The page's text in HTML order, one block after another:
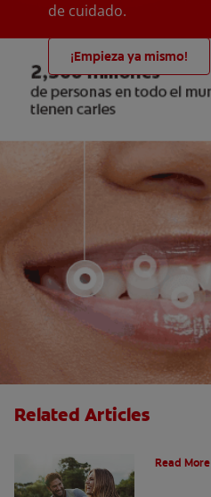
de cuidado.
¡Empieza ya mismo!
Related Articles
Read More